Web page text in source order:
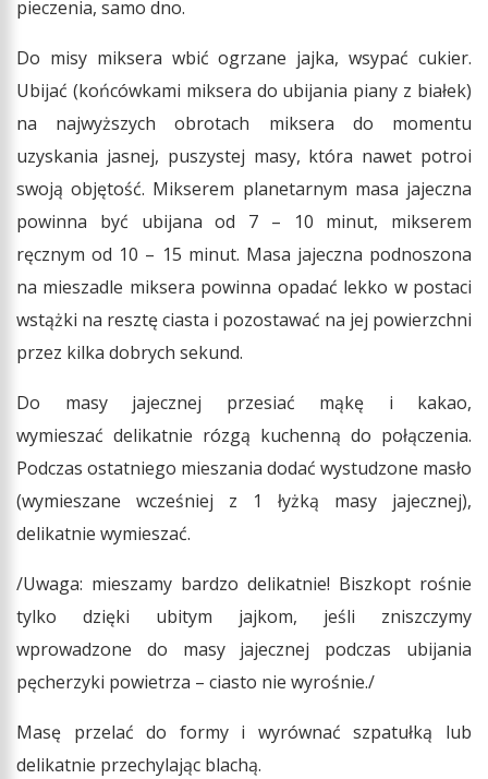
pieczenia, samo dno.
Do misy miksera wbić ogrzane jajka, wsypać cukier.
Ubijać (końcówkami miksera do ubijania piany z białek)
na najwyższych obrotach miksera do momentu
uzyskania jasnej, puszystej masy, która nawet potroi
swoją objętość. Mikserem planetarnym masa jajeczna
powinna być ubijana od 7 – 10 minut, mikserem
ręcznym od 10 – 15 minut. Masa jajeczna podnoszona
na mieszadle miksera powinna opadać lekko w postaci
wstążki na resztę ciasta i pozostawać na jej powierzchni
przez kilka dobrych sekund.
Do masy jajecznej przesiać mąkę i kakao,
wymieszać delikatnie rózgą kuchenną do połączenia.
Podczas ostatniego mieszania dodać wystudzone masło
(wymieszane wcześniej z 1 łyżką masy jajecznej),
delikatnie wymieszać.
/Uwaga: mieszamy bardzo delikatnie! Biszkopt rośnie
tylko dzięki ubitym jajkom, jeśli zniszczymy
wprowadzone do masy jajecznej podczas ubijania
pęcherzyki powietrza – ciasto nie wyrośnie./
Masę przelać do formy i wyrównać szpatułką lub
delikatnie przechylając blachą.